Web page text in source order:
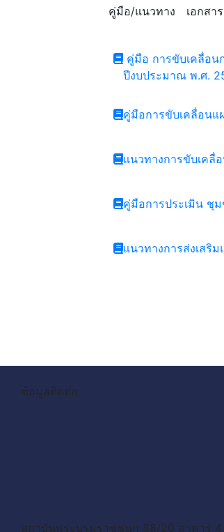
คู่มือ/แนวทาง เอกสา
คู่มือ การขับเคลื่อน
ปีงบประมาณ พ.ศ.
คู่มือการขับเคลื่อนแ
แนวทางการขับเค
คู่มือการประเมิน ชุ
แนวทางการส่งเสริ
ข้อมูลติดต่อ
สถาบันพระบรมราชชนก 88/20 อาคาร